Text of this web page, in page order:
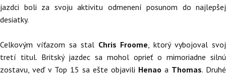
jazdci boli za svoju aktivitu odmenení posunom do najlepšej
desiatky.
Celkovým víťazom sa stal Chris Froome , ktorý vybojoval svoj
tretí titul. Britský jazdec sa mohol oprieť o mimoriadne silnú
zostavu, veď v Top 15 sa ešte objavili Henao a Thomas. Druhé